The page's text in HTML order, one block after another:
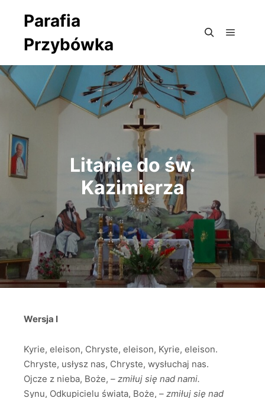
Parafia
Przybówka
Litanie do św.
Kazimierza
Wersja I
Kyrie, eleison, Chryste, eleison, Kyrie, eleison.
Chryste, usłysz nas, Chryste, wysłuchaj nas.
Ojcze z nieba, Boże, – zmiłuj się nad nami.
Synu, Odkupicielu świata, Boże, – zmiłuj się nad